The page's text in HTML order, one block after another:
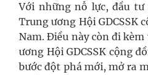
Với những nỗ lực, đầu tư
Trung ương Hội GDCSSK
Nam. Điều này còn đi
ương Hội GDCSSK cộng
bước đột phá mới, mở ra